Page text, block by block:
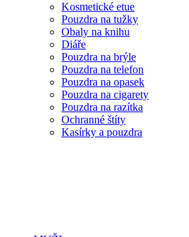
Kosmetické etue
Pouzdra na tužky
Obaly na knihu
Diáře
Pouzdra na brýle
Pouzdra na telefon
Pouzdra na opasek
Pouzdra na cigarety
Pouzdra na razítka
Ochranné štíty
Kasírky a pouzdra